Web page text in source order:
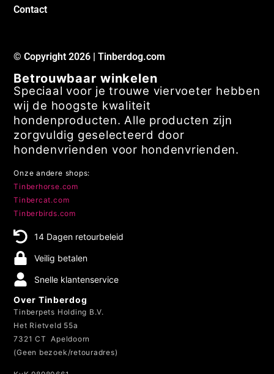
Contact
© Copyright 2026 | Tinberdog.com
Betrouwbaar winkelen
Speciaal voor je trouwe viervoeter hebben
wij de hoogste kwaliteit
hondenproducten. Alle producten zijn
zorgvuldig geselecteerd door
hondenvrienden voor hondenvrienden.
Onze andere shops:
Tinberhorse.com
Tinbercat.com
Tinberbirds.com
14 Dagen retourbeleid
Veilig betalen
Snelle klantenservice
Over Tinberdog
Tinberpets Holding B.V.
Het Rietveld 55a
7321 CT Apeldoorn
(Geen bezoek/retouradres)